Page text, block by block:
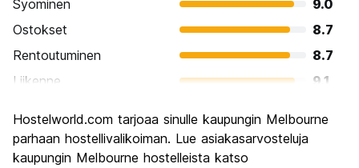
Syominen
9.0
Ostokset
8.7
Rentoutuminen
8.7
Liikenne
9.1
Kulttuuri
Yöelämä
Hostelworld.com tarjoaa sinulle kaupungin Melbourne
parhaan hostellivalikoiman. Lue asiakasarvosteluja
kaupungin Melbourne hostelleista katso